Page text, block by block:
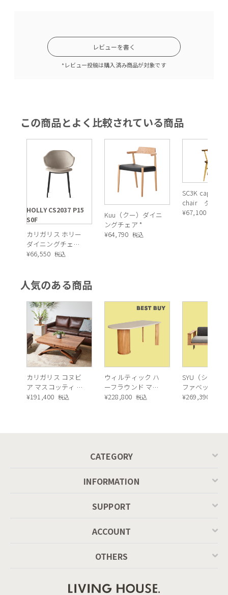
丸みを帯びた可愛らしいデザイン
INES (イネス) はヨーロッパで名付けられることが多い女性名。
伸びる華奢な4本の丸パイプの脚。わずかに外側に広がってい
るので軽快な印象。1950年代の曲線と丸パイプの脚のダイニン
グチェアを彷彿とさせます。直線的でシンプルなダイニングテ
ーブルと合わせると柔らかなフォルムが引き立ちます。エレガ
ントでありながら癒しの心地いい空間作りを担ってくれるアイ
テムです。
座面：ピンク 脚：マットブラック
デザインはインダストリアルデザインチームのBusetti Garuti
Redaelli（ブセッティ/ガルティ/レダエリ）。2008年より家庭
および店舗向けの新商品を一緒にデザインしているManuela
評価されているデザイナー。曲線美が温かみを感じるエレガン
カラーが4色。温かみのあるグレーに近いサンド、フォレスト
国を思わせるボタニカル柄を加えると計5種類のバリエーショ
レビューを書く
*レビュー投稿は購入済み商品が対象です
この商品とよく比較されている商品
HOLLY CS2037 P15
S0F
カリガリス ホリー
ダイニングチェア
（在庫色）／
chair[CS2037] S0F /
P15 *
¥66,550 税込
Kuu（クー）ダイニ
ングチェア *
¥64,790 税込
SC3K captain
chair ダイニ
チェア
¥67,100
人気のある商品
カリガリス コヌビ
ア マスコッティ 伸
長・昇降式テーブ
¥191,400 税込
ウィルティック ハ
ーフラウンド マテ
ィエラ塗装 ダイニ
¥228,800 税込
SYU（シュウ
ファベッド（
ュラル）
¥269,390
CATEGORY
INFORMATION
SUPPORT
ACCOUNT
OTHERS